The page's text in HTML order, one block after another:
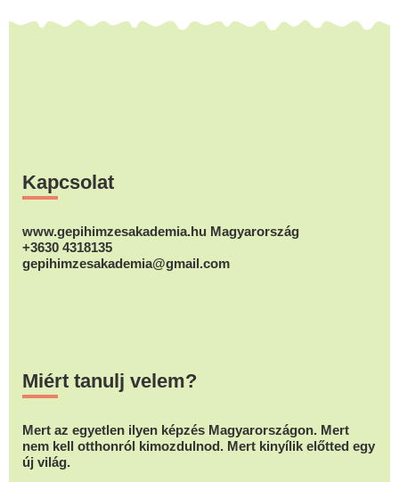
Kapcsolat
www.gepihimzesakademia.hu Magyarország
+3630 4318135
gepihimzesakademia@gmail.com
Miért tanulj velem?
Mert az egyetlen ilyen képzés Magyarországon. Mert
nem kell otthonról kimozdulnod. Mert kinyílik előtted egy
új világ.